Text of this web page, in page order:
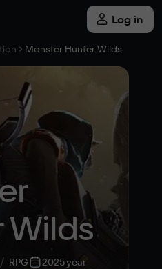
Log in
Monster Hunter Wilds
Wilds
RPG 2025 year